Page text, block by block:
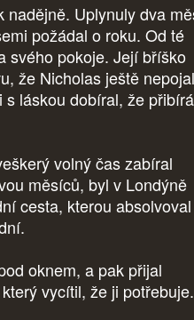
nadějně. Uplynuly dva
požádal o roku. Od té
svého pokoje. Její bříško
že Nicholas ještě nepojal
láskou dobíral, že přibírá
volný čas zabíral
měsíců, byl v Londýně
cesta, kterou absolvoval
oknem, a pak přijal
vycítil, že ji potřebuje.